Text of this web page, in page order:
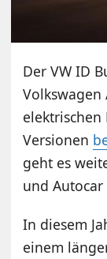
Der VW ID
Volkswagen
elektrischen
Versionen
geht es
und
In diesem
einem